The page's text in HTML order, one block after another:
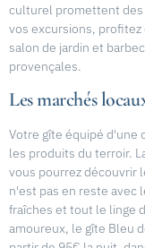
culturel promettent
vos excursions,
salon de jardin et
provençales.
Les marchés
Votre gîte équipé d'une
les produits du terroir.
vous pourrez découvrir
n'est pas en reste avec
fraîches et tout le linge
amoureux, le gîte Bleu